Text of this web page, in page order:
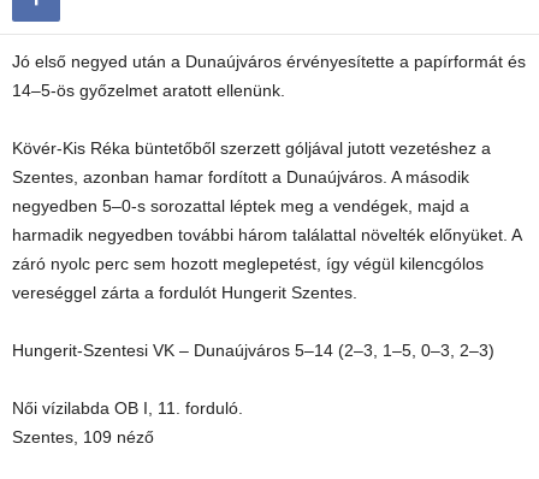
Jó első negyed után a Dunaújváros érvényesítette a papírformát és
14–5-ös győzelmet aratott ellenünk.
Kövér-Kis Réka büntetőből szerzett góljával jutott vezetéshez a
Szentes, azonban hamar fordított a Dunaújváros. A második
negyedben 5–0-s sorozattal léptek meg a vendégek, majd a
harmadik negyedben további három találattal növelték előnyüket. A
záró nyolc perc sem hozott meglepetést, így végül kilencgólos
vereséggel zárta a fordulót Hungerit Szentes.
Hungerit-Szentesi VK – Dunaújváros 5–14 (2–3, 1–5, 0–3, 2–3)
Női vízilabda OB I, 11. forduló.
Szentes, 109 néző